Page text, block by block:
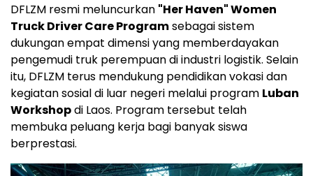
DFLZM resmi meluncurkan "Her Haven" Women
Truck Driver Care Programsebagai sistem
dukungan empat dimensi yang memberdayakan
pengemudi truk perempuan di industri logistik. Selain
itu, DFLZM terus mendukung pendidikan vokasi dan
kegiatan sosial di luar negeri melalui program Luban
Workshopdi Laos. Program tersebut telah
membuka peluang kerja bagi banyak siswa
berprestasi.